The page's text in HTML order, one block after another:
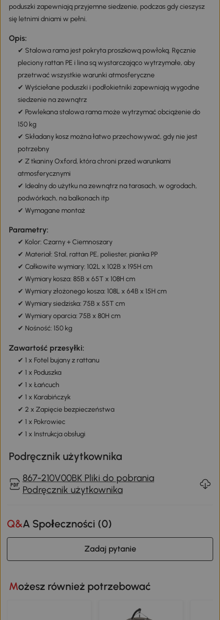
poduszki zapewniają przyjemne siedzenie, podczas gdy cieszysz
się letnimi dniami w pełni.
Opis:
✔ Stalowa rama jest pokryta proszkową powłoką. Ręcznie
pleciony rattan PE i lina są wystarczająco wytrzymałe, aby
przetrwać wszystkie warunki atmosferyczne
✔ Wyściełane poduszki i podłokietniki zapewniają wygodne
siedzenie na zewnątrz
✔ Powlekana stalowa rama może wytrzymać obciążenie do
150 kg
✔ Składany kosz można łatwo przechowywać, gdy nie jest
potrzebny
✔ Z tkaniny Oxford, która chroni przed warunkami
atmosferycznymi
✔ Idealny do użytku na zewnątrz na tarasach, w ogrodach,
podwórkach, na balkonach itp
✔ Wymagane montaż
Parametry:
✔ Kolor: Czarny + Ciemnoszary
✔ Materiał: Stal, rattan PE, poliester, pianka PP
✔ Całkowite wymiary: 102L x 102B x 195H cm
✔ Wymiary kosza: 85B x 65T x 108H cm
✔ Wymiary złożonego kosza: 108L x 64B x 15H cm
✔ Wymiary siedziska: 75B x 55T cm
✔ Wymiary oparcia: 75B x 80H cm
✔ Nośność: 150 kg
Zawartość przesyłki:
✔ 1 x Fotel bujany z rattanu
✔ 1 x Poduszka
✔ 1 x Łańcuch
✔ 1 x Karabińczyk
✔ 2 x Zapięcie bezpieczeństwa
✔ 1 x Pokrowiec
✔ 1 x Instrukcja obsługi
Podręcznik użytkownika
867-210V00BK Pliki do pobrania
Podręcznik użytkownika
Q&A Społeczności (0)
Zadaj pytanie
Możesz również potrzebować